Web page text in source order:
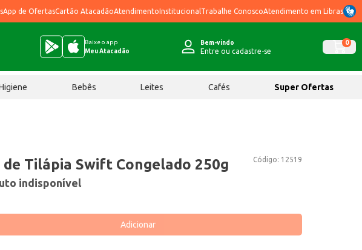
de OfertasCartão AtacadãoAtendimentoInstitucional Trabalhe ConoscoAtendimento em Libras
Baixe o app
Meu Atacadão
Bem-vindo
Entre ou cadastre-se
0
Bebês Leites Cafés Super Ofertas
Código: 12519
de Tilápia Swift Congelado 250g
indisponível
Adicionar